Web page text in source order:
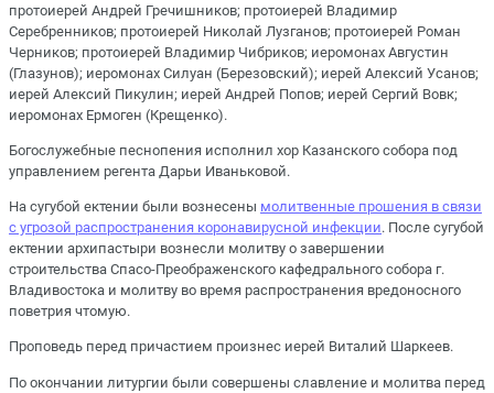
протоиерей Андрей Гречишников; протоиерей Владимир
Серебренников; протоиерей Николай Лузганов; протоиерей Роман
Черников; протоиерей Владимир Чибриков; иеромонах Августин
(Глазунов); иеромонах Силуан (Березовский); иерей Алексий Усанов;
иерей Алексий Пикулин; иерей Андрей Попов; иерей Сергий Вовк;
иеромонах Ермоген (Крещенко).
Богослужебные песнопения исполнил хор Казанского собора под
управлением регента Дарьи Иваньковой.
На сугубой ектении были вознесены молитвенные прошения в связи
с угрозой распространения коронавирусной инфекции. После сугубой
ектении архипастыри вознесли молитву о завершении
строительства Спасо-Преображенского кафедрального собора г.
Владивостока и молитву во время распространения вредоносного
поветрия чтомую.
Проповедь перед причастием произнес иерей Виталий Шаркеев.
По окончании литургии были совершены славление и молитва перед